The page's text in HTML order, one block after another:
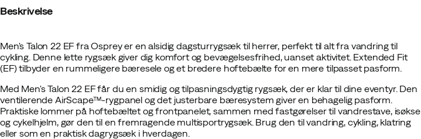
Beskrivelse
Men's Talon 22 EF fra Osprey er en alsidig dagsturrygsæk til herrer, perfekt til alt fra vandring til
cykling. Denne lette rygsæk giver dig komfort og bevægelsesfrihed, uanset aktivitet. Extended Fit
(EF) tilbyder en rummeligere bæresele og et bredere hoftebælte for en mere tilpasset pasform.
Med Men's Talon 22 EF får du en smidig og tilpasningsdygtig rygsæk, der er klar til dine eventyr. Den
ventilerende AirScape™-rygpanel og det justerbare bæresystem giver en behagelig pasform.
Praktiske lommer på hoftebæltet og frontpanelet, sammen med fastgørelser til vandrestave, isøkse
og cykelhjelm, gør den til en fremragende multisportrygsæk. Brug den til vandring, cykling, klatring
eller som en praktisk dagrygsæk i hverdagen.